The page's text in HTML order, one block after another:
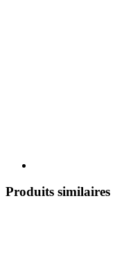
Produits similaires